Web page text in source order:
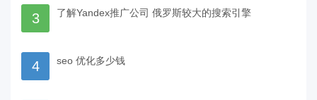
3 了解Yandex推广公司 俄罗斯较大的搜索引擎
4 seo 优化多少钱